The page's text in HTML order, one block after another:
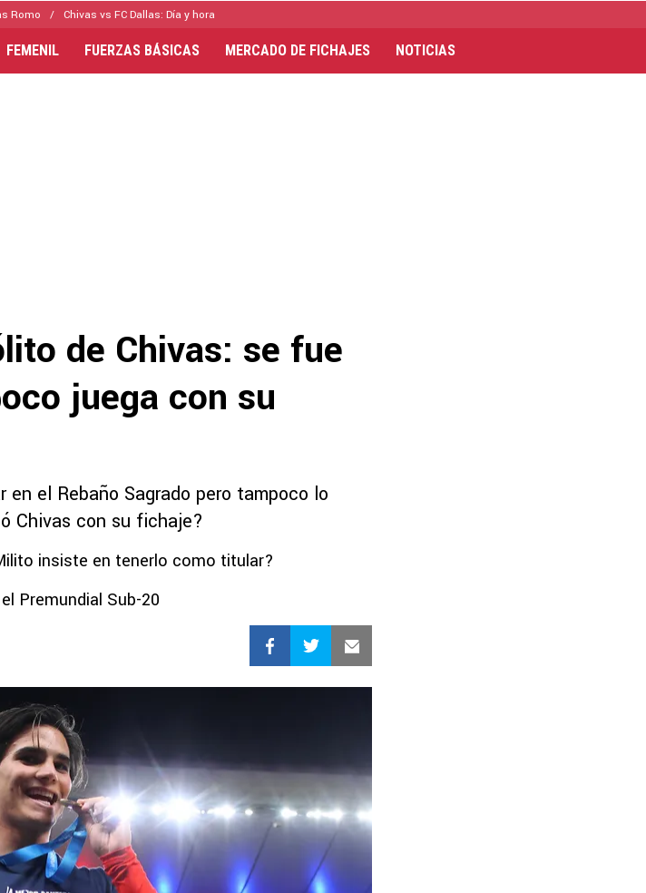
Romo Chivas vs FC Dallas: Día y hora
FEMENIL FUERZAS BÁSICAS MERCADO DE FICHAJES NOTICIAS
de Chivas: se fue
juega con su
el Rebaño Sagrado pero tampoco lo
Chivas con su fichaje?
insiste en tenerlo como titular?
Premundial Sub-20